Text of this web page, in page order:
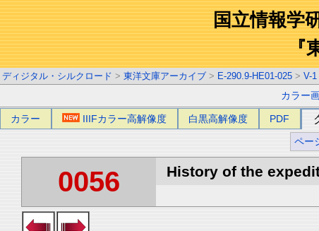
国立情報学
『
ディジタル・シルクロード > 東洋文庫アーカイブ > E-290.9-HE01-025 > V-1
カラー
カラー IIIFカラー高解像度 白黒高解像度 PDF
ペー
0056 History of the